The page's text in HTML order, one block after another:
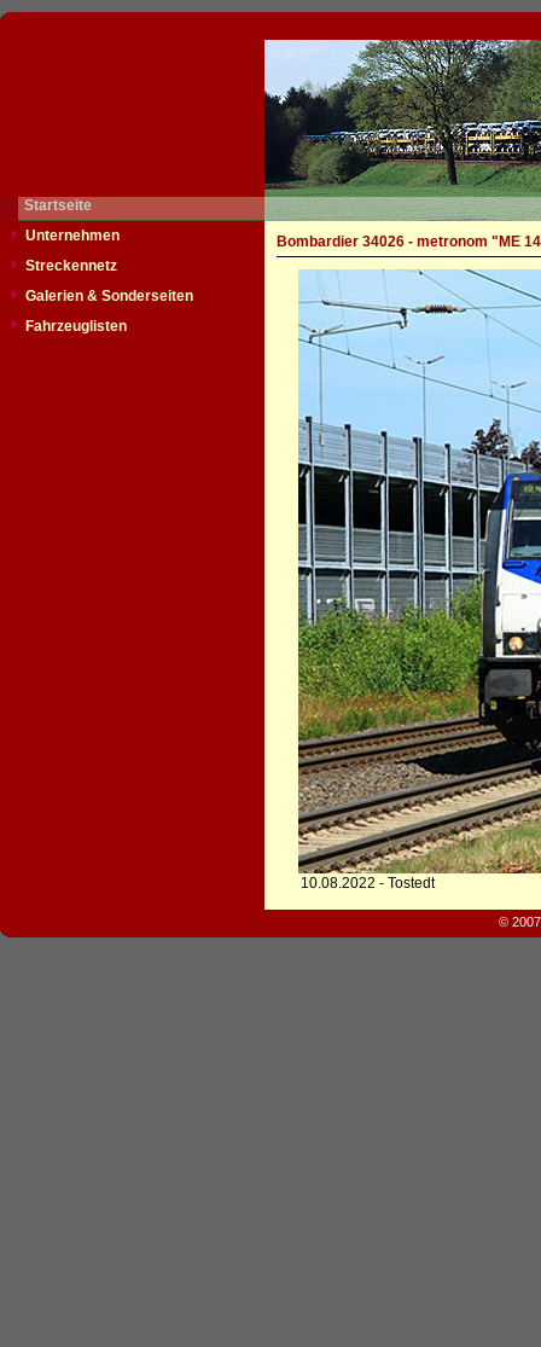
Startseite
Unternehmen
Streckennetz
Galerien & Sonderseiten
Fahrzeuglisten
Bombardier 34026 - metronom "ME
10.08.2022 - Tostedt
©